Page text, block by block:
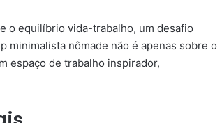
o equilíbrio vida-trabalho, um desafio
minimalista nômade não é apenas sobre o
espaço de trabalho inspirador,